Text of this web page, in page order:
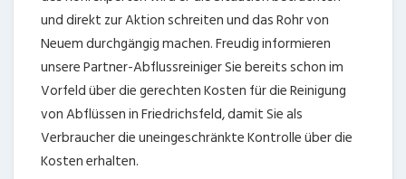
und direkt zur Aktion schreiten und das Rohr von
Neuem durchgängig machen. Freudig informieren
unsere Partner-Abflussreiniger Sie bereits schon im
Vorfeld über die gerechten Kosten für die Reinigung
von Abflüssen in Friedrichsfeld, damit Sie als
Verbraucher die uneingeschränkte Kontrolle über die
Kosten erhalten.